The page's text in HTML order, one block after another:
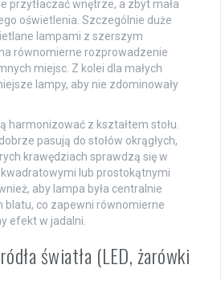
przytłaczać wnętrze, a zbyt mała
oświetlenia. Szczególnie duże
lampami z szerszym
równomierne rozprowadzenie
miejsc. Z kolei dla małych
lampy, aby nie zdominowały
harmonizować z kształtem stołu.
pasują do stołów okrągłych,
krawędziach sprawdzą się w
lub prostokątnymi
aby lampa była centralnie
blatu, co zapewni równomierne
efekt w jadalni.
światła (LED, żarówki